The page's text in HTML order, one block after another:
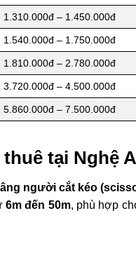
1.310.000đ – 1.450.000đ
1.540.000đ – 1.750.000đ
1.810.000đ – 2.780.000đ
3.720.000đ – 4.500.000đ
5.860.000đ – 7.500.000đ
tại Nghệ
người cắt kéo
6m đến 50m, phù hợp